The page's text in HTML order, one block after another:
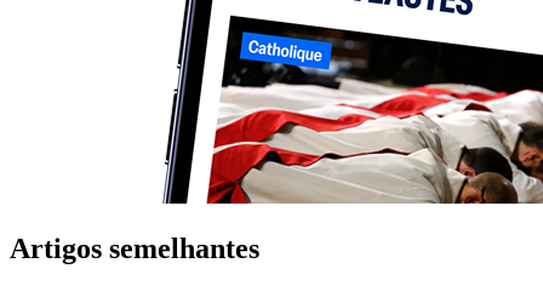
Artigos semelhantes